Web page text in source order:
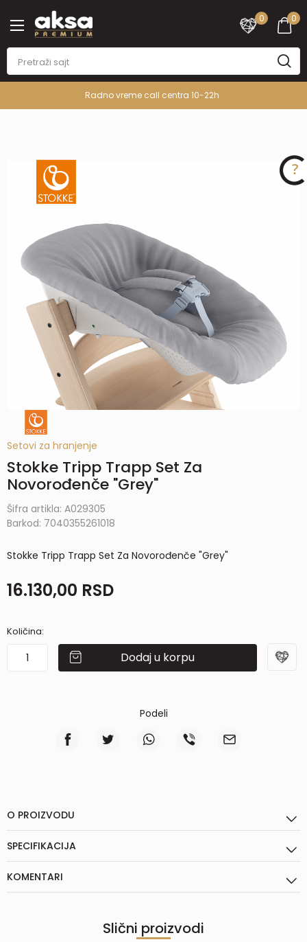
0
0
Radno vreme call centra 10-22h
Setovi za hranjenje
Stokke Tripp Trapp Set Za
Novorođenče "Grey"
Šifra artikla: A029305
Barkod: 7040355261018
Stokke Tripp Trapp Set Za Novorođenče "Grey"
16.130,00 RSD
Količina:
Dodaj u korpu
Podeli
O PROIZVODU
SPECIFIKACIJA
KOMENTARI
Slični proizvodi